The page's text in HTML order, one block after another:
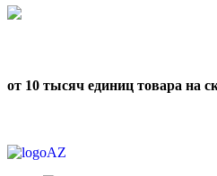
от 10 тысяч единиц товара на